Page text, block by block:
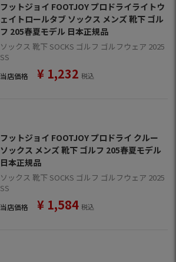
フットジョイ FOOTJOY プロドライライトウ
ェイトロールタブ ソックス メンズ 靴下 ゴル
フ 205春夏モデル 日本正規品
ソックス 靴下 SOCKS ゴルフ ゴルフウェア 2025
SS
当店価格 ¥ 1,232 税込
フットジョイ FOOTJOY プロドライ クルー
ソックス メンズ 靴下 ゴルフ 205春夏モデル
日本正規品
ソックス 靴下 SOCKS ゴルフ ゴルフウェア 2025
SS
当店価格 ¥ 1,584 税込